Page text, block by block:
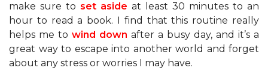
make sure to set aside at least 30 minutes to an
hour to read a book. I find that this routine really
helps me to wind down after a busy day, and it’s a
great way to escape into another world and forget
about any stress or worries I may have.